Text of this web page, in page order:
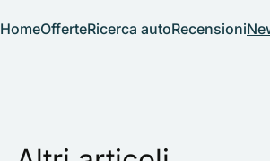
HomeOfferteRicerca autoRecensioni